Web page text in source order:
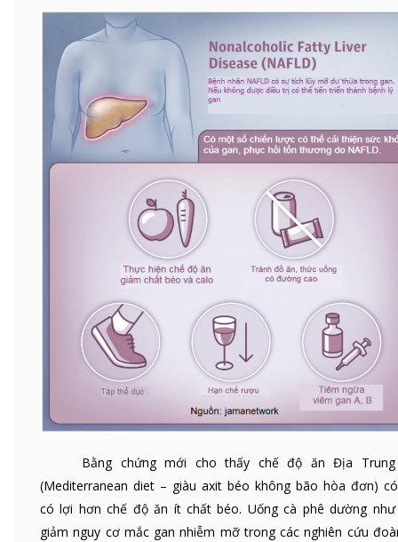
Bằng chứng mới cho thấy chế độ ăn Địa Trung
(Mediterranean diet – giàu axit béo không bão hòa đơn)
có lợi hơn chế độ ăn ít chất béo. Uống cà phê dường
giảm nguy cơ mắc gan nhiễm mỡ trong các nghiên cứu